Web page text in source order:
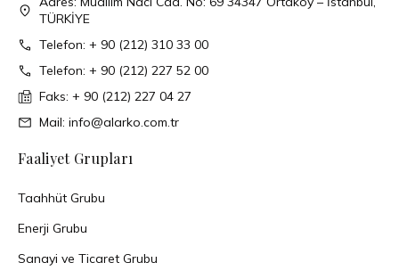
TÜRKİYE
Telefon: + 90 (212) 310 33 00
Telefon: + 90 (212) 227 52 00
Faks: + 90 (212) 227 04 27
Mail: info@alarko.com.tr
Faaliyet Grupları
Taahhüt Grubu
Enerji Grubu
Sanayi ve Ticaret Grubu